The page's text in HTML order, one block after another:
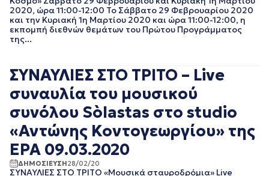
EΡΤNEWS
ΑΘΛΗΤΙΚΑ
ΓΕΝΙΚΗ
ΚΙΝΗΜΑΤΟΓΡΑΦΙΚΕΣ
ΤΑΙΝΙΕΣ
ΠΟΛΙΤΙΚΗ
ΠΟΛΙΤΙΣΜΟΣ
ΤΗΛΕΟΡΑΣΗ
ΜΑΙΟΣ 2025
ΑΠΡΙΛΙΟΣ 2025
ΜΑΡΤΙΟΣ 2025
ΔΕΚΕΜΒΡΙΟΣ 2024
ΟΚΤΩΒΡΙΟΣ 2024
ΣΕΠΤΕΜΒΡΙΟΣ 2024
ΑΥΓΟΥΣΤΟΣ 2024
ΙΟΥΛΙΟΣ 2024
ΙΟΥΝΙΟΣ 2024
ΑΠΡΙΛΙΟΣ 2024
2020, ώρα 11:00-12:00 Το Σάββατο 29 Φεβρουαρίου 2020
και την Κυριακή 1η Μαρτίου 2020 και ώρα 11:00-12:00, η
εκπομπή διεθνών θεμάτων του Πρώτου Προγράμματος
της...
ΣΥΝΑΥΛΙΕΣ ΣΤΟ ΤΡΙΤΟ – Live
συναυλία του μουσικού
συνόλου Sòlastas στο studio
«Αντώνης Κοντογεωργίου» της
ΕΡΑ 09.03.2020
ΔΗΜΟΣΙΕΥΣΗ28/02/20
ΣΥΝΑΥΛΙΕΣ ΣΤΟ ΤΡΙΤΟ «Μουσικά σταυροδρόμια» Live